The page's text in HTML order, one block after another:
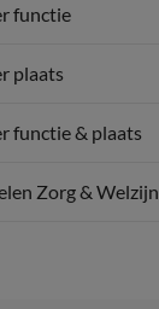
functie
plaats
functie & plaats
Zorg & Welzijn